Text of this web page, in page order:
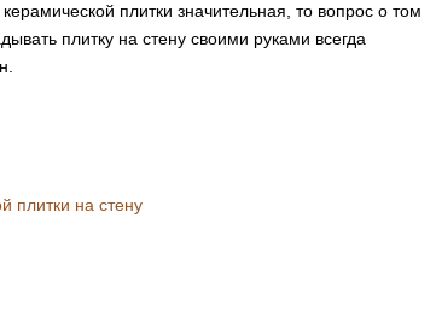
керамической плитки значительная, то вопрос о том
плитку на стену своими руками всегда
плитки на стену